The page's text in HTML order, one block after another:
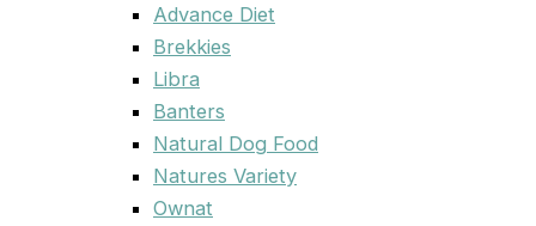
Advance Diet
Brekkies
Libra
Banters
Natural Dog Food
Natures Variety
Ownat